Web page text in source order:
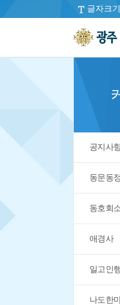
글자크
공지사
동문동정
동호회
애경사
일고인
나도한